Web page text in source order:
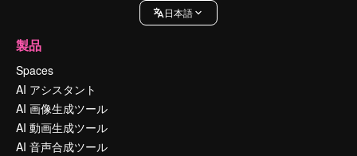
日本語
製品
Spaces
AI アシスタント
AI 画像生成ツール
AI 動画生成ツール
AI 音声合成ツール